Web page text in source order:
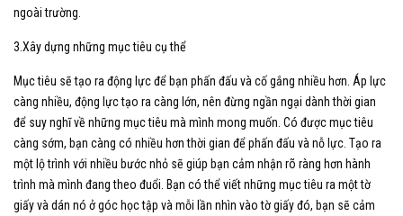
ngoài trường.
3.Xây dựng những mục tiêu cụ thể
Mục tiêu sẽ tạo ra động lực để bạn phấn đấu và cố gắng nhiều hơn. Áp lực
càng nhiều, động lực tạo ra càng lớn, nên đừng ngần ngại dành thời gian
để suy nghĩ về những mục tiêu mà mình mong muốn. Có được mục tiêu
càng sớm, bạn càng có nhiều hơn thời gian để phấn đấu và nỗ lực. Tạo ra
một lộ trình với nhiều bước nhỏ sẽ giúp bạn cảm nhận rõ ràng hơn hành
trình mà mình đang theo đuổi. Bạn có thể viết những mục tiêu ra một tờ
giấy và dán nó ở góc học tập và mỗi lần nhìn vào tờ giấy đó, bạn sẽ cảm